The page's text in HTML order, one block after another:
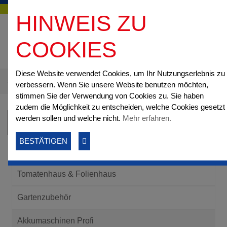
HINWEIS ZU
COOKIES
Diese Website verwendet Cookies, um Ihr Nutzungserlebnis zu
verbessern. Wenn Sie unsere Website benutzen möchten,
stimmen Sie der Verwendung von Cookies zu. Sie haben
zudem die Möglichkeit zu entscheiden, welche Cookies gesetzt
werden sollen und welche nicht. Mehr erfahren.
BESTÄTIGEN
Startseite Online-Shop Akkumaschinen Profi Freischneider
Kategorien
Wildkrautbeseitigung & Schädlingsbekämpfung
Tomatenhaus & Folienhaus
Gartenzubehör
Akkumaschinen Profi